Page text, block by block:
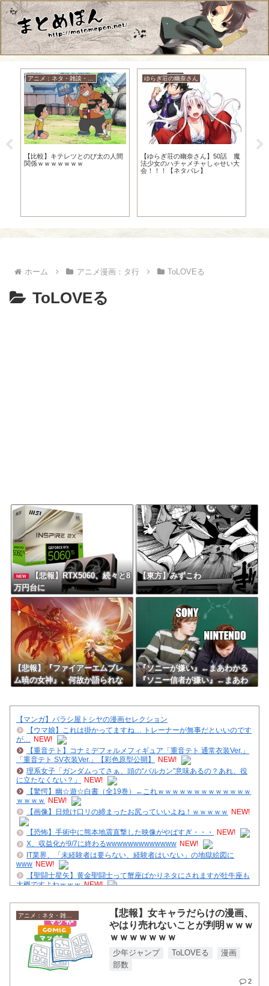
アニメ：ネタ・雑談・ニュース
【比較】キテレツとのび太の人間
関係ｗｗｗｗｗｗｗ
ゆらぎ荘の幽奈さん
【ゆらぎ荘の幽奈さん】50話 魔
法少女のハチャメチャしゃせい大
会！！！【ネタバレ】
【
ホーム アニメ漫画：タ行 ToLOVEる
ToLOVEる
NEW
【悲報】RTX5060、続々と8
万円台に
【東方】みずこわ
【悲報】『ファイアーエムブレ
ム暁の女神』、何故か語られな
『ソニーが嫌い』←まあわかる
『ソニー信者が嫌い』←まあわ
あわかる
【マンガ】バラシ屋トシヤの漫画セレクション
【ウマ娘】これは掛かってますね… トレーナーが無事だといいのです
が…
NEW!
【重音テト】コナミデフォルメフィギュア「重音テト 通常衣装Ver.」
「重音テト SV衣装Ver.」【彩色原型公開】
NEW!
理系女子「ガンダムってさぁ、頭の“バルカン”意味あるの？あれ、役
に立たなくない？」
NEW!
【驚愕】幽☆遊☆白書（全19巻）←これｗｗｗｗｗｗｗｗｗｗｗｗｗ
ｗｗｗｗ NEW!
【画像】日焼け口リの締まったお尻っていいよね！ｗｗｗｗｗ NEW!
【恐怖】手術中に熊本地震直撃した映像がやばすぎ・・・
NEW!
X、収益化が9/7に終わるwwwwwwwwwwwww NEW!
IT業界、「未経験者は要らない、経験者はいない」の地獄絵図に
www NEW!
【聖闘士星矢】黄金聖闘士って蟹座ばかりネタにされますが牡牛座も
大概ですよねｗｗｗ NEW!
チで急増してるらしいｗｗｗｗ NEW!
この女性声優3人の中なら誰と付き合いたい？ NEW!
【復活予告】管理人、クダクダ
【画像】NARUTO三大謎の一つ、「羅生門」とは一体何だったの
か！？
舌を絡ませて、唾液交換して── ちゅっちゅしながらの濃厚エッ画像♪
アニメ：ネタ・雑談・ニュース
【悲報】女キャラだらけの漫画、
やはり売れないことが判明ｗｗｗ
ｗｗｗｗｗｗｗ
少年ジャンプ ToLOVEる
漫画
部数
2